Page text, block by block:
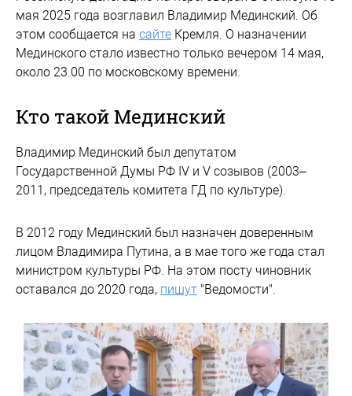
мая 2025 года возглавил Владимир Мединский. Об
этом сообщается на сайте Кремля. О назначении
Мединского стало известно только вечером 14 мая,
около 23.00 по московскому времени.
Кто такой Мединский
Владимир Мединский был депутатом
Государственной Думы РФ IV и V созывов (2003–
2011, председатель комитета ГД по культуре).
В 2012 году Мединский был назначен доверенным
лицом Владимира Путина, а в мае того же года стал
министром культуры РФ. На этом посту чиновник
оставался до 2020 года, пишут "Ведомости".